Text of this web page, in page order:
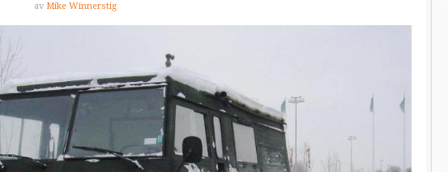
av Mike Winnerstig